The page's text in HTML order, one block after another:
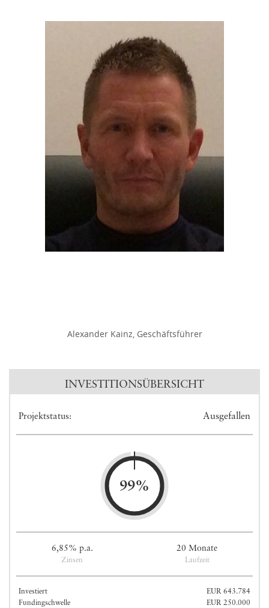
Alexander Kainz, Geschäftsführer
INVESTITIONSÜBERSICHT
Projektstatus: Ausgefallen
99%
6,85% p.a.
Zinsen
20 Monate
Laufzeit
Investiert
EUR 643.784
Fundingschwelle
EUR 250.000